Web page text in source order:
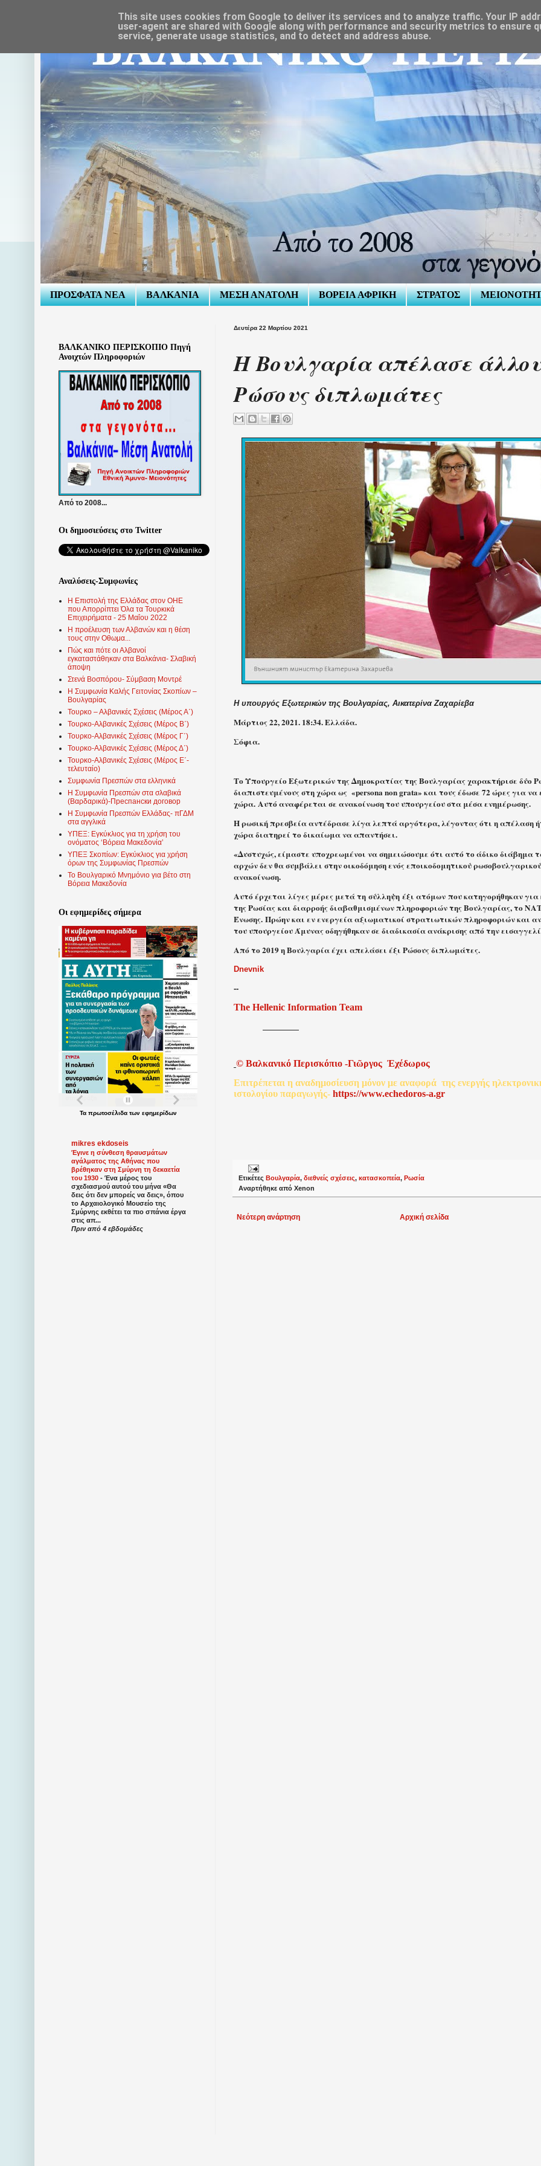
ΠΡΟΣΦΑΤΑ ΝΕΑ ΒΑΛΚΑΝΙΑ ΜΕΣΗ ΑΝΑΤΟΛΗ ΒΟΡΕΙΑ ΑΦΡΙΚΗ ΣΤΡΑΤΟΣ
Δευτέρα 22 Μαρτίου 2021
Η Βουλγαρία απέλασε
Ρώσους διπλωμάτες
Η υπουργός Εξωτερικών της Βουλγαρίας, Αικατερίνα Ζαχαρίεβα
Μάρτιος 22, 2021. 18:34. Ελλάδα.
Σόφια.
Το Υπουργείο Εξωτερικών της Δημοκρατίας της Βουλγαρίας χαρακτήρισε δύο
διαπιστευμένους στη χώρα ως «persona non grata» και τους έδωσε 72 ώρες για
χώρα. Αυτό αναφέρεται σε ανακοίνωση του υπουργείου στα μέσα ενημέρωσης.
Η ρωσική πρεσβεία αντέδρασε λίγα λεπτά αργότερα, λέγοντας ότι η απέλαση
χώρα διατηρεί το δικαίωμα να απαντήσει.
«Δυστυχώς, είμαστε υποχρεωμένοι να σημειώσουμε ότι αυτό το άδικο διάβημα
αρχών δεν θα συμβάλει στην οικοδόμηση ενός εποικοδομητικού
ανακοίνωση.
Αυτό έρχεται λίγες μέρες μετά τη σύλληψη έξι ατόμων που κατηγορήθηκαν
της Ρωσίας και διαρροής διαβαθμισμένων πληροφοριών της Βουλγαρίας, το
Ένωσης. Πρώην και εν ενεργεία αξιωματικοί στρατιωτικών πληροφοριών και
του υπουργείου Άμυνας οδηγήθηκαν σε διαδικασία ανάκρισης από την
Από το 2019 η Βουλγαρία έχει απελάσει έξι Ρώσους διπλωμάτες.
Dnevnik
--
The Hellenic Information Team
© Βαλκανικό Περισκόπιο -Γιῶργος Ἐχέδωρος
Επιτρέπεται η αναδημοσίευση μόνον με αναφορά της ενεργής
ιστολογίου παραγωγής- https://www.echedoros-a.gr
Ετικέτες Βουλγαρία, διεθνείς σχέσεις, κατασκοπεία, Ρωσία
Αναρτήθηκε από Xenon
Νεότερη ανάρτηση Αρχική σελίδα
ΒΑΛΚΑΝΙΚΟ ΠΕΡΙΣΚΟΠΙΟ Πηγή
Ανοιχτών Πληροφοριών
Από το 2008...
Οι δημοσιεύσεις στο Twitter
Αναλύσεις-Συμφωνίες
Η Επιστολή της Ελλάδας στον ΟΗΕ
που Απορρίπτει Όλα τα Τουρκικά
Επιχειρήματα - 25 Μαΐου 2022
Η προέλευση των Αλβανών και η θέση
τους στην Οθωμα...
Πώς και πότε οι Αλβανοί
εγκαταστάθηκαν στα Βαλκάνια- Σλαβική
άποψη
Στενά Βοσπόρου- Σύμβαση Μοντρέ
Η Συμφωνία Καλής Γειτονίας Σκοπίων –
Βουλγαρίας
Τουρκο – Αλβανικές Σχέσεις (Mέρος Α΄)
Τουρκο-Αλβανικές Σχέσεις (Μέρος Β΄)
Τουρκο-Αλβανικές Σχέσεις (Μέρος Γ΄)
Τουρκο-Αλβανικές Σχέσεις (Μέρος Δ΄)
Τουρκο-Αλβανικές Σχέσεις (Μέρος Ε΄-
τελευταίο)
Συμφωνία Πρεσπών στα ελληνικά
Η Συμφωνία Πρεσπών στα σλαβικά
(Βαρδαρικά)-Преспански договор
Η Συμφωνία Πρεσπών Ελλάδας- πΓΔΜ
στα αγγλικά
ΥΠΕΞ: Εγκύκλιος για τη χρήση του
ονόματος ‘Βόρεια Μακεδονία’
ΥΠΕΞ Σκοπίων: Εγκύκλιος για χρήση
όρων της Συμφωνίας Πρεσπών
Το Βουλγαρικό Μνημόνιο για βέτο στη
Βόρεια Μακεδονία
Οι εφημερίδες σήμερα
Τα πρωτοσέλιδατων εφημερίδων
mikres ekdoseis
Έγινε η σύνθεση θραυσμάτων
αγάλματος της Αθήνας που
βρέθηκαν στη Σμύρνη τη δεκαετία
του 1930 - Ένα μέρος του
σχεδιασμού αυτού του μήνα «Θα
δεις ότι δεν μπορείς να δεις», όπου
το Αρχαιολογικό Μουσείο της
Σμύρνης εκθέτει τα πιο σπάνια έργα
στις απ...
Πριν από 4 εβδομάδες
This site uses cookies from Google to deliver its services and to analyze traffic. Your IP
user-agent are shared with Google along with performance and security metrics to ensure
service, generate usage statistics, and to detect and address abuse.